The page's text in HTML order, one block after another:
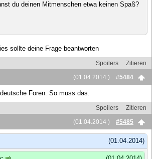
du deinen Mitmenschen etwa keinen Spaß?
sollte deine Frage beantworten
Spoilers
Zitieren
(01.04.2014 )
#5484
Foren. So muss das.
Spoilers
Zitieren
(01.04.2014 )
#5485
(01.04.2014)